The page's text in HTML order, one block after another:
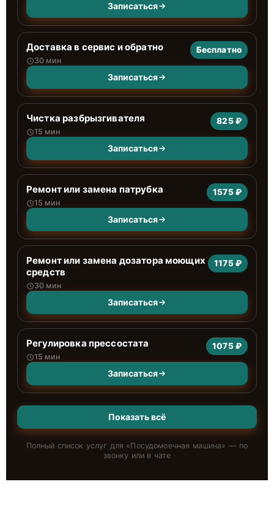
Записаться
Доставка в сервис и обратно
30 мин
Бесплатно
Записаться
Чистка разбрызгивателя
15 мин
825 ₽
Записаться
Ремонт или замена патрубка
15 мин
1575 ₽
Записаться
Ремонт или замена дозатора моющих
средств
30 мин
1175 ₽
Записаться
Регулировка прессостата
15 мин
1075 ₽
Записаться
Показать всё
Полный список услуг для «Посудомоечная машина» — по
звонку или в чате